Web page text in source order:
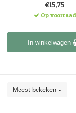
€15,75
Op voorraad
In winkelwagen
Meest bekeken